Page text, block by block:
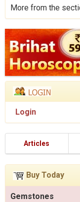
More from the
Login
Articles
Buy Today
Gemstones